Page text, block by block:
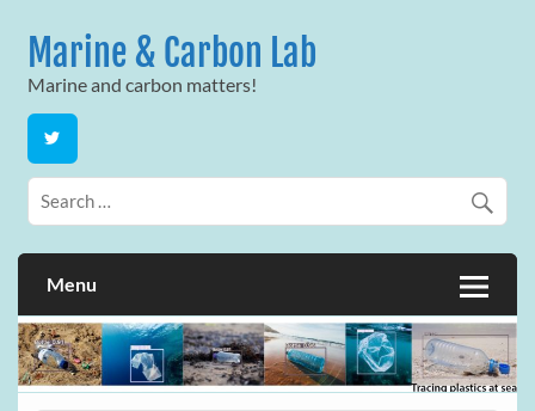
contentMarine & Carbon Lab
Marine and carbon matters!
Menu